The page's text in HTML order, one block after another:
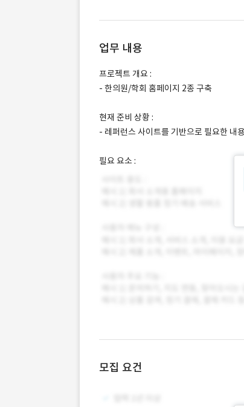
업무 내용
프로젝트 개요 :
- 한의원/학회 홈페이지 2종 구축
현재 준비 상황 :
- 레퍼런스 사이트를 기반으로 필요한 내
필요 요소 :
모집 요건